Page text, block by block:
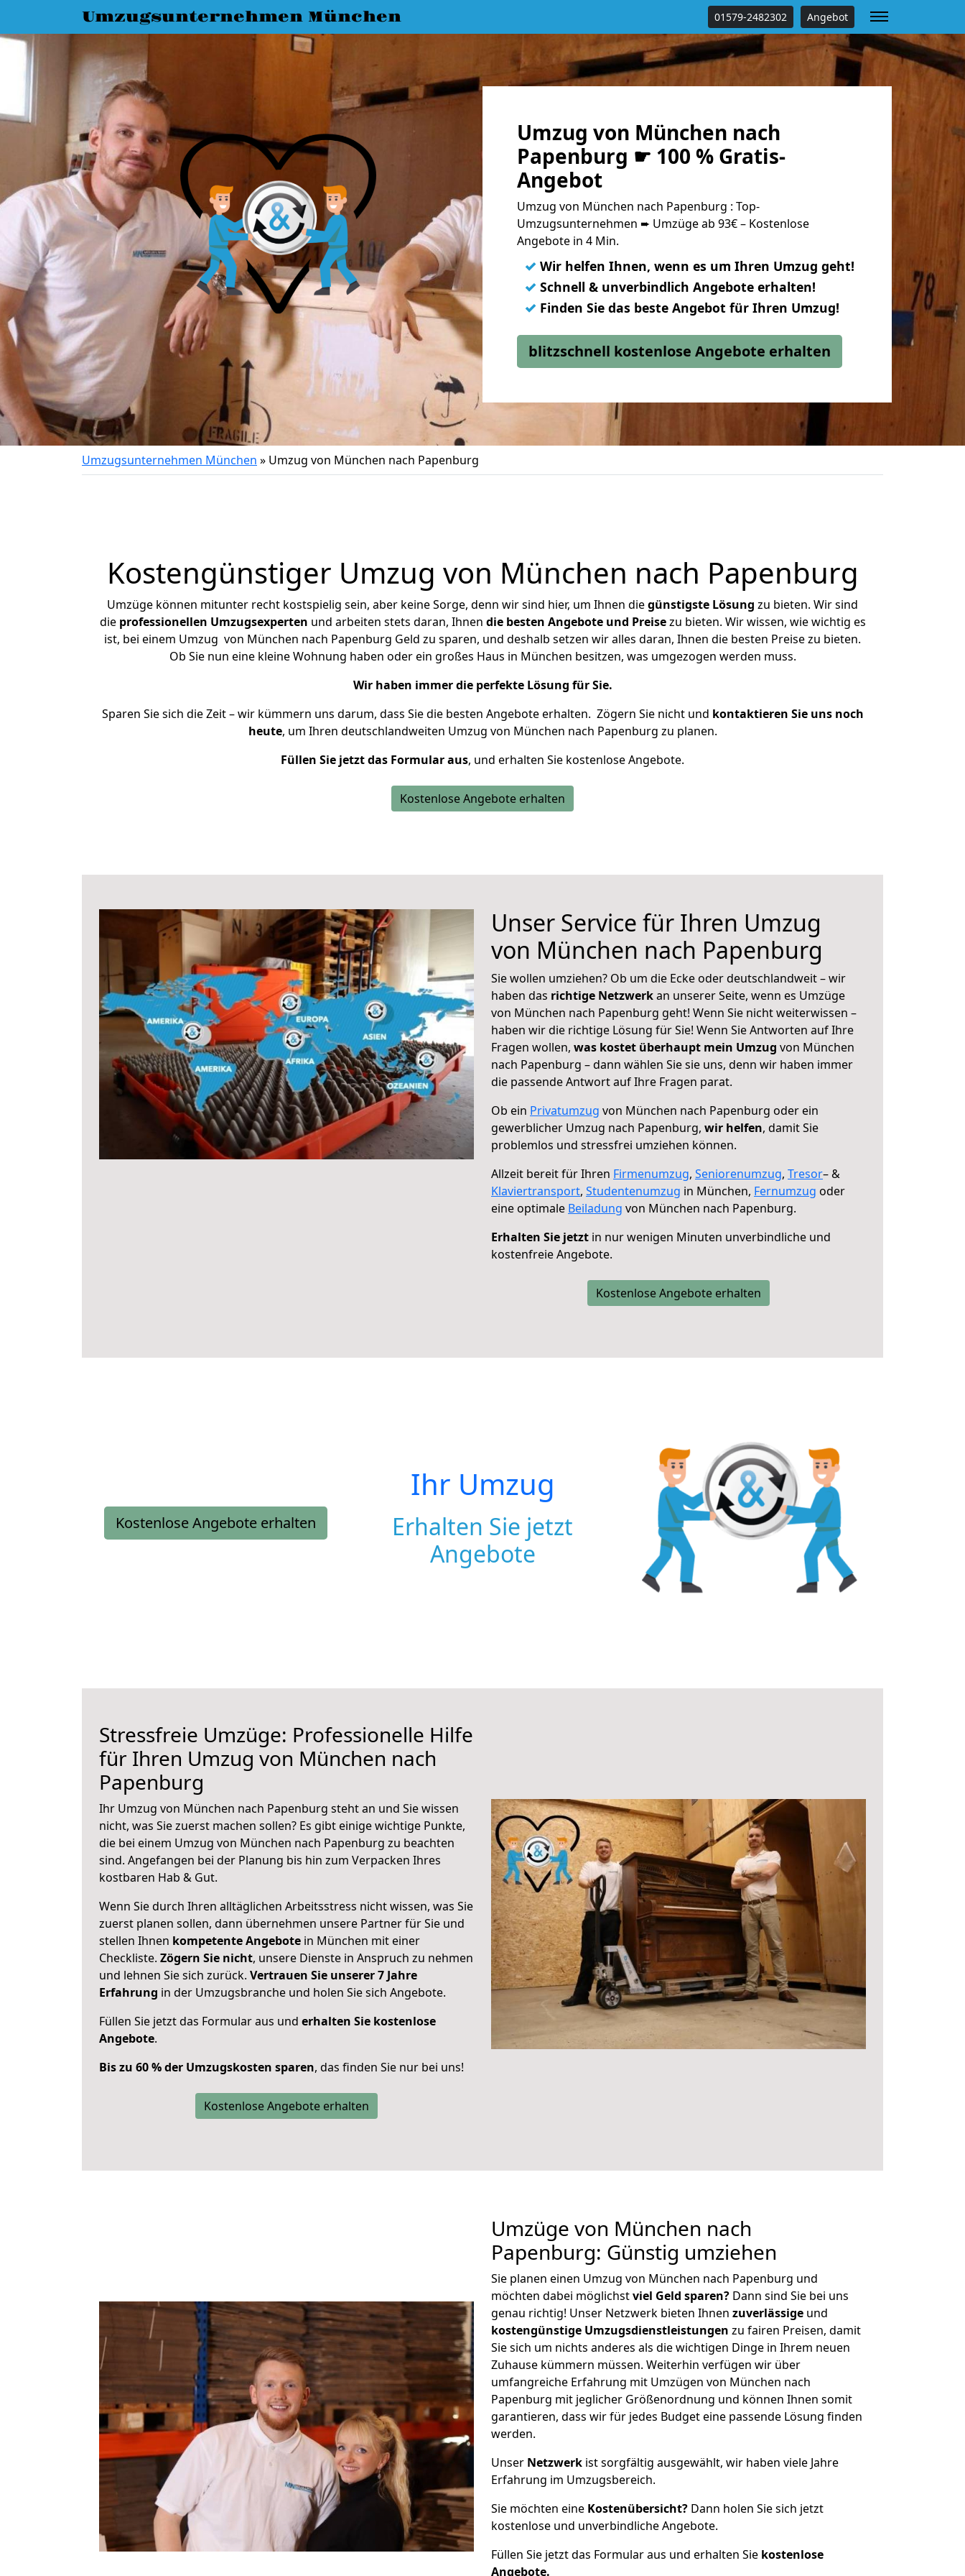
Umzugsunternehmen München 01579-2482302 Angebot
Umzug von München nach
Papenburg ☛ 100 % Gratis-
Angebot
Umzug von München nach Papenburg : Top-
Umzugsunternehmen ➨ Umzüge ab 93€ – Kostenlose
Angebote in 4 Min.
✓ Wir helfen Ihnen, wenn es um Ihren Umzug geht!
✓ Schnell & unverbindlich Angebote erhalten!
✓ Finden Sie das beste Angebot für Ihren Umzug!
blitzschnell kostenlose Angebote erhalten
Umzugsunternehmen München » Umzug von München nach Papenburg
Kostengünstiger Umzug von München nach Papenburg
Umzüge können mitunter recht kostspielig sein, aber keine Sorge, denn wir sind hier, um Ihnen diegünstigste Lösung zu bieten. Wir sind
die professionellen Umzugsexperten und arbeiten stets daran, Ihnen die besten Angebote und Preisezu bieten. Wir wissen, wie wichtig es
ist, bei einem Umzug von München nach Papenburg Geld zu sparen, und deshalb setzen wir alles daran, Ihnen die besten Preise zu bieten.
Ob Sie nun eine kleine Wohnung haben oder ein großes Haus in München besitzen, was umgezogen werden muss.
Wir haben immer die perfekte Lösung für Sie.
Sparen Sie sich die Zeit – wir kümmern uns darum, dass Sie die besten Angebote erhalten. Zögern Sie nicht und kontaktieren Sie uns noch
heute, um Ihren deutschlandweiten Umzug von München nach Papenburg zu planen.
Füllen Sie jetzt das Formular aus, und erhalten Sie kostenlose Angebote.
Kostenlose Angebote erhalten
Unser Service für Ihren Umzug
von München nach Papenburg
Sie wollen umziehen? Ob um die Ecke oder deutschlandweit – wir
haben das richtige Netzwerkan unserer Seite, wenn es Umzüge
von München nach Papenburg geht! Wenn Sie nicht weiterwissen –
haben wir die richtige Lösung für Sie! Wenn Sie Antworten auf Ihre
Fragen wollen, was kostet überhaupt mein Umzug von München
nach Papenburg – dann wählen Sie sie uns, denn wir haben immer
die passende Antwort auf Ihre Fragen parat.
Ob ein Privatumzug von München nach Papenburg oder ein
gewerblicher Umzug nach Papenburg, wir helfen, damit Sie
problemlos und stressfrei umziehen können.
Allzeit bereit für Ihren Firmenumzug, Seniorenumzug, Tresor– &
Klaviertransport, Studentenumzug in München, Fernumzug oder
eine optimale Beiladung von München nach Papenburg.
Erhalten Sie jetzt in nur wenigen Minuten unverbindliche und
kostenfreie Angebote.
Kostenlose Angebote erhalten
Kostenlose Angebote erhalten
Ihr Umzug
Erhalten Sie jetzt
Angebote
Stressfreie Umzüge: Professionelle Hilfe
für Ihren Umzug von München nach
Papenburg
Ihr Umzug von München nach Papenburg steht an und Sie wissen
nicht, was Sie zuerst machen sollen? Es gibt einige wichtige Punkte,
die bei einem Umzug von München nach Papenburg zu beachten
sind. Angefangen bei der Planung bis hin zum Verpacken Ihres
kostbaren Hab & Gut.
Wenn Sie durch Ihren alltäglichen Arbeitsstress nicht wissen, was Sie
zuerst planen sollen, dann übernehmen unsere Partner für Sie und
stellen Ihnen kompetente Angebote in München mit einer
Checkliste. Zögern Sie nicht, unsere Dienste in Anspruch zu nehmen
und lehnen Sie sich zurück. Vertrauen Sie unserer 7 Jahre
Erfahrung in der Umzugsbranche und holen Sie sich Angebote.
Füllen Sie jetzt das Formular aus und erhalten Sie kostenlose
Angebote.
Bis zu 60 % der Umzugskosten sparen, das finden Sie nur bei uns!
Kostenlose Angebote erhalten
Umzüge von München nach
Papenburg: Günstig umziehen
Sie planen einen Umzug von München nach Papenburg und
möchten dabei möglichstviel Geld sparen? Dann sind Sie bei uns
genau richtig! Unser Netzwerk bieten Ihnen zuverlässige und
kostengünstige Umzugsdienstleistungen zu fairen Preisen, damit
Sie sich um nichts anderes als die wichtigen Dinge in Ihrem neuen
Zuhause kümmern müssen. Weiterhin verfügen wir über
umfangreiche Erfahrung mit Umzügen von München nach
Papenburg mit jeglicher Größenordnung und können Ihnen somit
garantieren, dass wir für jedes Budget eine passende Lösung finden
werden.
Unser Netzwerk ist sorgfältig ausgewählt, wir haben viele Jahre
Erfahrung im Umzugsbereich.
Sie möchten eine Kostenübersicht? Dann holen Sie sich jetzt
kostenlose und unverbindliche Angebote.
Füllen Sie jetzt das Formular aus und erhalten Sie kostenlose
Angebote.